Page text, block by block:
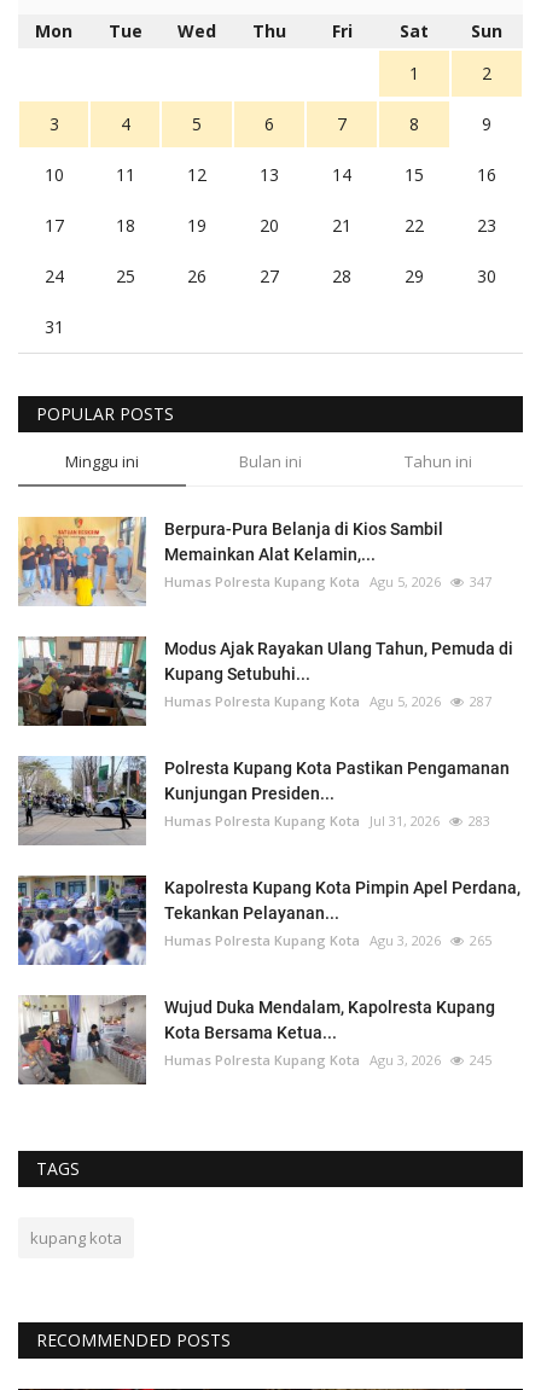
Mon Tue Wed Thu Fri Sat
Sun
1
2
3 4 5 6 7 8 9
10 11 12 13 14 15 16
17 18 19 20 21 22 23
24 25 26 27 28 29 30
31
POPULAR POSTS
Minggu ini Bulan ini Tahun ini
Berpura-Pura Belanja di Kios Sambil
Memainkan Alat Kelamin,...
Humas Polresta Kupang Kota Agu 5, 2026 347
Modus Ajak Rayakan Ulang Tahun, Pemuda di
Kupang Setubuhi...
Humas Polresta Kupang Kota Agu 5, 2026 287
Polresta Kupang Kota Pastikan Pengamanan
Kunjungan Presiden...
Humas Polresta Kupang Kota Jul 31, 2026 283
Kapolresta Kupang Kota Pimpin Apel Perdana,
Tekankan Pelayanan...
Humas Polresta Kupang Kota Agu 3, 2026 265
Wujud Duka Mendalam, Kapolresta Kupang
Kota Bersama Ketua...
Humas Polresta Kupang Kota Agu 3, 2026 245
TAGS
kupang kota
RECOMMENDED POSTS